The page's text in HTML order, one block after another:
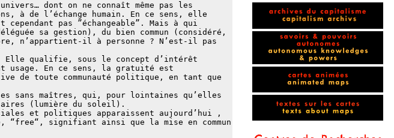
dont on ne connaît même pas les
à de l’échange humain. En ce sens, elle
pas ”échangeable”. Mais à qui
sa gestion), du bien commun (considéré,
n’appartient-il à personne ? N’est-il pas
Elle qualifie, sous le concept d’intérêt
usage. En ce sens, la gratuité est
de toute communauté politique, en tant que
sans maîtres, qui, pour lointaines qu’elles
(lumière du soleil).
et politiques apparaissent aujourd’hui ,
“free“, signifiant ainsi que la mise en commun